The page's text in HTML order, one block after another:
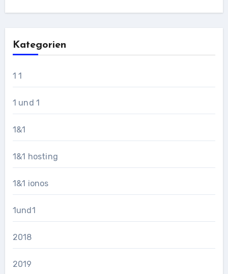
Kategorien
1 1
1 und 1
1&1
1&1 hosting
1&1 ionos
1und1
2018
2019